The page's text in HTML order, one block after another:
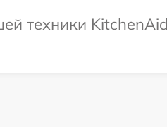
техники